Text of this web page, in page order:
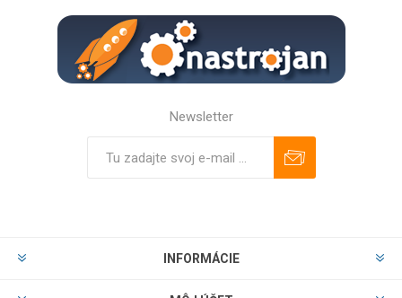
Newsletter
INFORMÁCIE